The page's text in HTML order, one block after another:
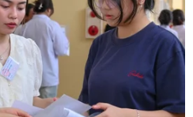
mạng do cháy rừng
biết hầu hết những người